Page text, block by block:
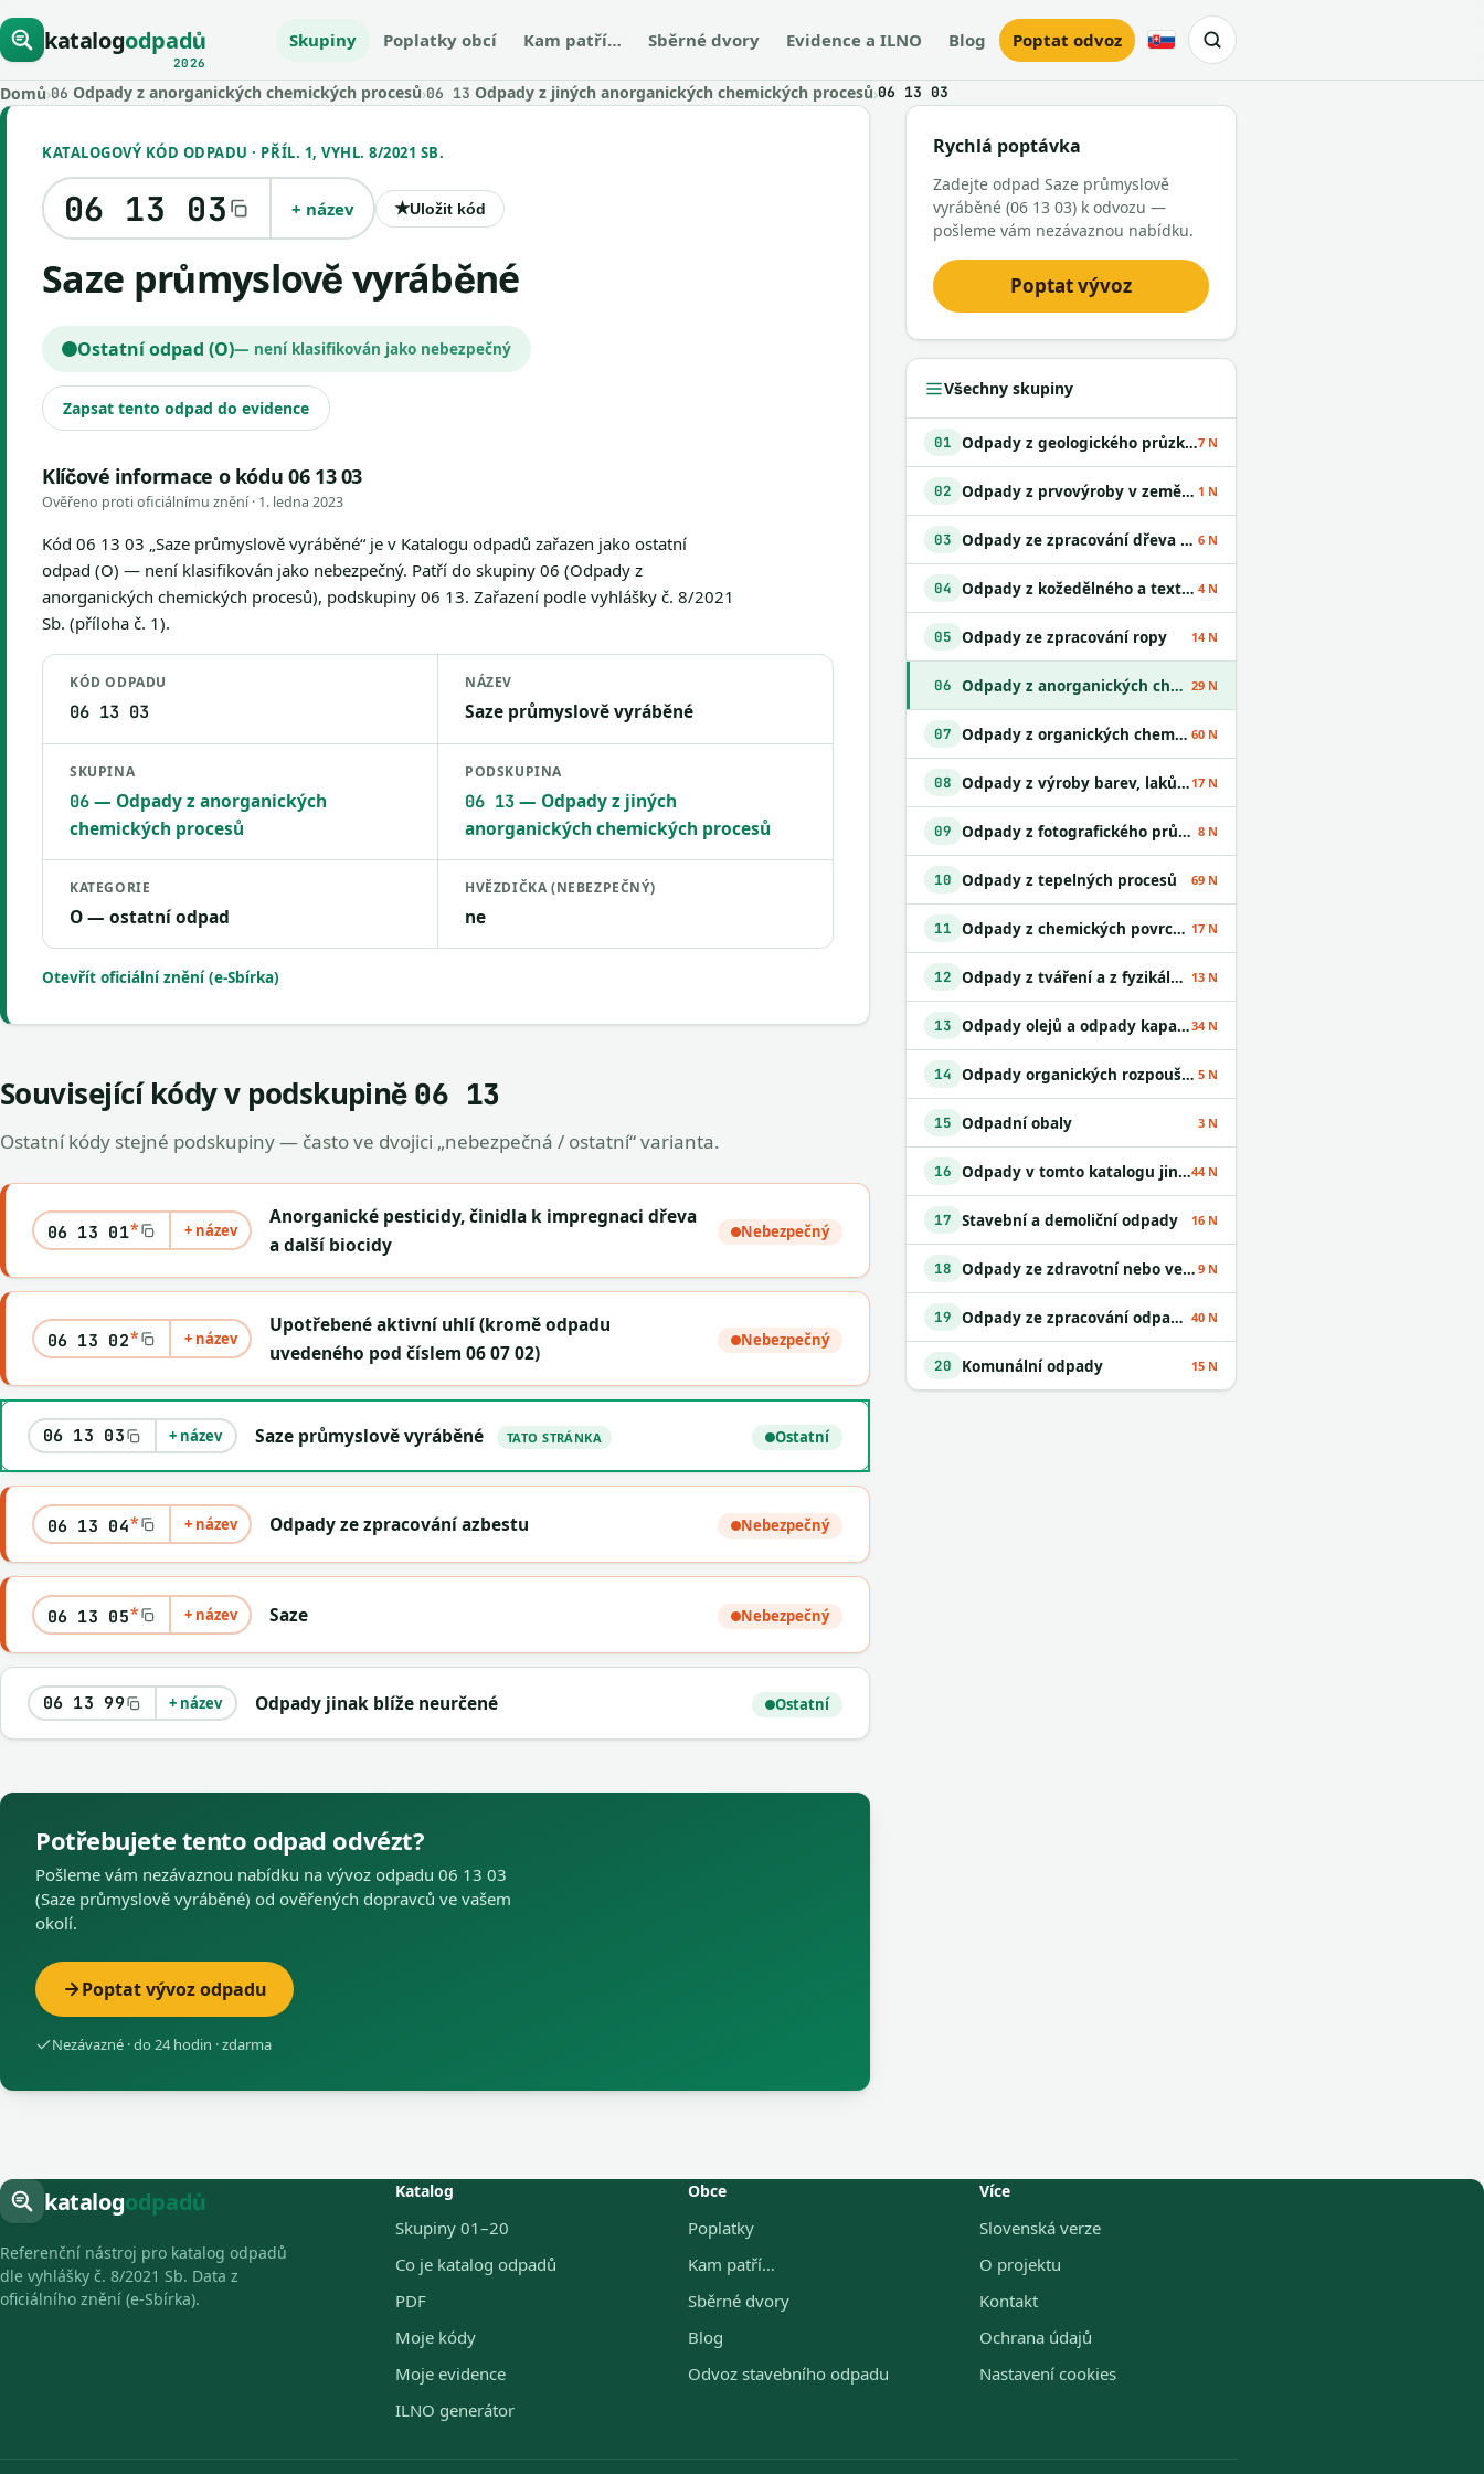
katalogodpadů
2026
Skupiny Poplatky obcí Kam patří… Sběrné dvory Evidence a ILNO Blog Poptat odvoz Slovensky
Domů›06 Odpady z anorganických chemických procesů›06 13 Odpady z jiných anorganických chemických procesů›06 13 03
KATALOGOVÝ KÓD ODPADU · PŘÍL. 1, VYHL. 8/2021 SB.
06 13 03 + název ★Uložit kód
Saze průmyslově vyráběné
Ostatní odpad (O)— není klasifikován jako nebezpečný
Zapsat tento odpad do evidence
Klíčové informace o kódu 06 13 03
Ověřeno proti oficiálnímu znění · 1. ledna 2023
Kód 06 13 03 „Saze průmyslově vyráběné“ je v Katalogu odpadů zařazen jako ostatní
odpad (O) — není klasifikován jako nebezpečný. Patří do skupiny 06 (Odpady z
anorganických chemických procesů), podskupiny 06 13. Zařazení podle vyhlášky č. 8/2021
Sb. (příloha č. 1).
KÓD ODPADU
06 13 03
NÁZEV
Saze průmyslově vyráběné
SKUPINA
06— Odpady z anorganických
chemických procesů
PODSKUPINA
06 13— Odpady z jiných
anorganických chemických procesů
KATEGORIE
O — ostatní odpad
HVĚZDIČKA (NEBEZPEČNÝ)
ne
Otevřít oficiální znění (e-Sbírka)
Související kódy v podskupině 06 13
Ostatní kódy stejné podskupiny — často ve dvojici „nebezpečná / ostatní“ varianta.
06 13 01* + název
Anorganické pesticidy, činidla k impregnaci dřeva
a další biocidy
Nebezpečný
06 13 02* + název
Upotřebené aktivní uhlí (kromě odpadu
uvedeného pod číslem 06 07 02)
Nebezpečný
06 13 03 + název Saze průmyslově vyráběné TATO STRÁNKA Ostatní
06 13 04* + název Odpady ze zpracování azbestu Nebezpečný
06 13 05* + název Saze Nebezpečný
06 13 99 + název Odpady jinak blíže neurčené Ostatní
Potřebujete tento odpad odvézt?
Pošleme vám nezávaznou nabídku na vývoz odpadu 06 13 03
(Saze průmyslově vyráběné) od ověřených dopravců ve vašem
okolí.
Poptat vývoz odpadu
Nezávazné · do 24 hodin · zdarma
Rychlá poptávka
Zadejte odpad Saze průmyslově
vyráběné (06 13 03) k odvozu —
pošleme vám nezávaznou nabídku.
Poptat vývoz
Všechny skupiny
01 Odpady z geologického průzkumu7 N
02 Odpady z prvovýroby v zemědělství 1 N
03 Odpady ze zpracování dřeva a výroby desek 6 N
04 Odpady z kožedělného a textilního průmyslu 4 N
05 Odpady ze zpracování ropy 14 N
06 Odpady z anorganických chemických procesů 29 N
07 Odpady z organických chemických procesů 60 N
08 Odpady z výroby barev, laků a lepidel 17 N
09 Odpady z fotografického průmyslu 8 N
10 Odpady z tepelných procesů 69 N
11 Odpady z chemických povrchových úprav 17 N
12 Odpady z tváření a z fyzikální a mechanické úpravy povrchu kovů a plastů 13 N
13 Odpady olejů a odpady kapalných paliv34 N
14 Odpady organických rozpouštědel 5 N
15 Odpadní obaly 3 N
16 Odpady v tomto katalogu jinak neurčené44 N
17 Stavební a demoliční odpady 16 N
18 Odpady ze zdravotní nebo veterinární péče a /nebo z výzkumu s nimi souvisejícího 9 N
19 Odpady ze zpracování odpadu a z ČOV 40 N
20 Komunální odpady 15 N
katalogodpadů
Referenční nástroj pro katalog odpadů
dle vyhlášky č. 8/2021 Sb. Data z
oficiálního znění (e-Sbírka).
Katalog
Skupiny 01–20
Co je katalog odpadů
PDF
Moje kódy
Moje evidence
ILNO generátor
Obce
Poplatky
Kam patří…
Sběrné dvory
Blog
Odvoz stavebního odpadu
Více
Slovenská verze
O projektu
Kontakt
Ochrana údajů
Nastavení cookies